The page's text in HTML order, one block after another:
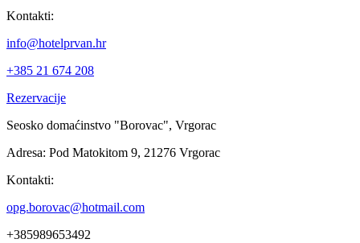
Kontakti:
info@hotelprvan.hr
+385 21 674 208
Rezervacije
Seosko domaćinstvo "Borovac", Vrgorac
Adresa: Pod Matokitom 9, 21276 Vrgorac
Kontakti:
opg.borovac@hotmail.com
+385989653492